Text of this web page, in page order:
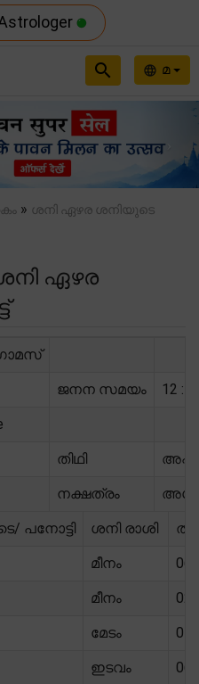
language മ
search
» ശനി ഏഴര ശനിയുടെ
ഏഴര
ജനന സമയം 12 : 0
തിഥി
നക്ഷത്രം
പനോട്ടി ശനി രാശി
മീനം
മീനം
മേടം
ഇടവം